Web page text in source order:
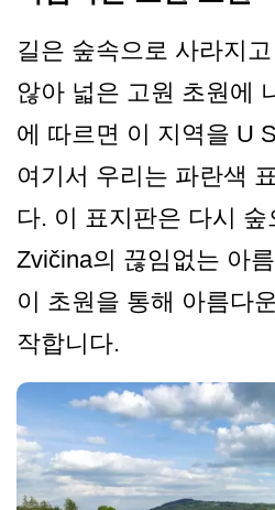
길은 숲속으로 사라지
않아 넓은 고원 초원에
에 따르면 이 지역을 U
여기서 우리는 파란색
다. 이 표지판은 다시
Zvičina의 끊임없는 아
이 초원을 통해 아름다
작합니다.